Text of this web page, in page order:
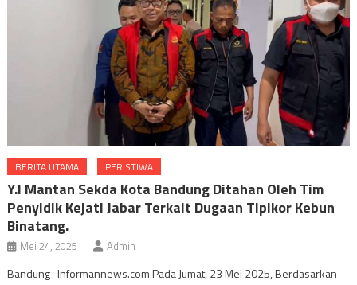
BERITA UTAMA PERISTIWA
Y.I Mantan Sekda Kota Bandung Ditahan Oleh Tim
Penyidik Kejati Jabar Terkait Dugaan Tipikor Kebun
Binatang.
Mei 24, 2025 Admin
Bandung- Informannews.com Pada Jumat, 23 Mei 2025, Berdasarkan